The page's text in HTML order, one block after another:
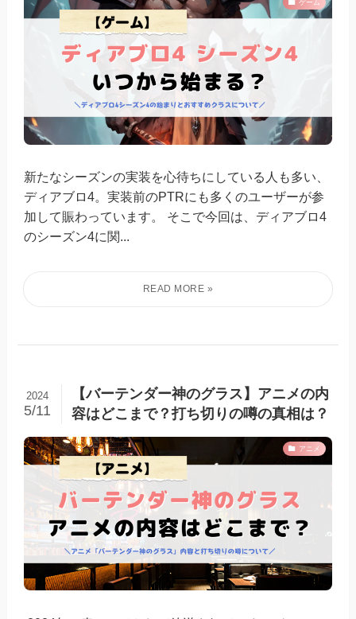
ゲーム
新たなシーズンの実装を心待ちにしている人も多い、
ディアブロ4。実装前のPTRにも多くのユーザーが参
加して賑わっています。 そこで今回は、ディアブロ4
のシーズン4に関...
【バーテンダー神のグラス】アニメの内
容はどこまで？打ち切りの噂の真相は？
2024
5/11
アニメ